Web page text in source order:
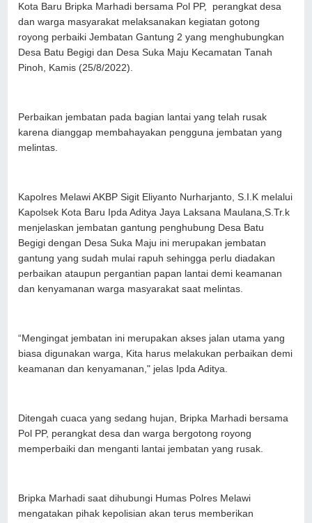
Kota Baru Bripka Marhadi bersama Pol PP, perangkat desa
dan warga masyarakat melaksanakan kegiatan gotong
royong perbaiki Jembatan Gantung 2 yang menghubungkan
Desa Batu Begigi dan Desa Suka Maju Kecamatan Tanah
Pinoh, Kamis (25/8/2022).
Perbaikan jembatan pada bagian lantai yang telah rusak
karena dianggap membahayakan pengguna jembatan yang
melintas.
Kapolres Melawi AKBP Sigit Eliyanto Nurharjanto, S.I.K melalui
Kapolsek Kota Baru Ipda Aditya Jaya Laksana Maulana,S.Tr.k
menjelaskan jembatan gantung penghubung Desa Batu
Begigi dengan Desa Suka Maju ini merupakan jembatan
gantung yang sudah mulai rapuh sehingga perlu diadakan
perbaikan ataupun pergantian papan lantai demi keamanan
dan kenyamanan warga masyarakat saat melintas.
“Mengingat jembatan ini merupakan akses jalan utama yang
biasa digunakan warga, Kita harus melakukan perbaikan demi
keamanan dan kenyamanan," jelas Ipda Aditya.
Ditengah cuaca yang sedang hujan, Bripka Marhadi bersama
Pol PP, perangkat desa dan warga bergotong royong
memperbaiki dan menganti lantai jembatan yang rusak.
Bripka Marhadi saat dihubungi Humas Polres Melawi
mengatakan pihak kepolisian akan terus memberikan